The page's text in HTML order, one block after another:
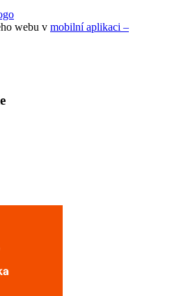
webu v mobilní aplikaci –